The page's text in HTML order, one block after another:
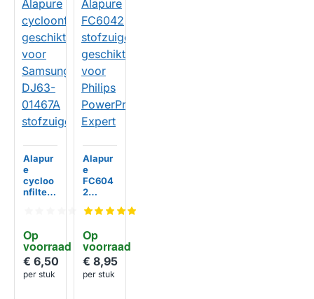
HUISMERK
Op
voorraad
Alapur
e
cycloo
nfilter
ng
DJ63-
01467A
stofzui
ger
€ 6,50
per stuk HUISMERK
Op
voorraad
Alapur
e
FC604
2
gerfilte
geschi
kt voor
Philips
PowerP
ro
€ 8,95
per stuk